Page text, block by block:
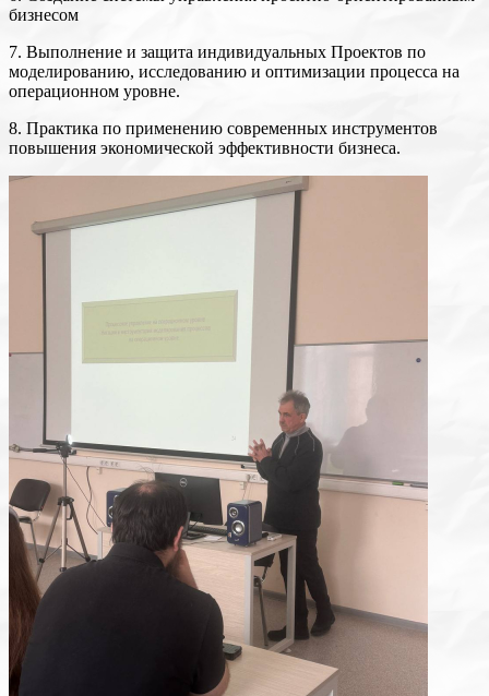
бизнесом
7. Выполнение и защита индивидуальных Проектов по
моделированию, исследованию и оптимизации процесса на
операционном уровне.
8. Практика по применению современных инструментов
повышения экономической эффективности бизнеса.